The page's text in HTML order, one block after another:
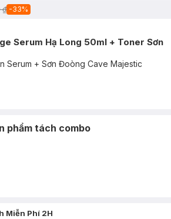
₫ -33%
Serum Hạ Long 50ml + Toner Sơn
Serum + Sơn Đoòng Cave Majestic
phẩm tách combo
Miễn Phí 2H